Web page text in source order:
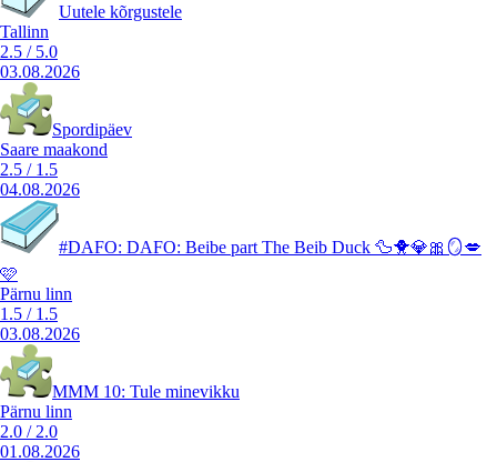
Uutele kõrgustele
Tallinn
2.5 / 5.0
03.08.2026
Spordipäev
Saare maakond
2.5 / 1.5
04.08.2026
#DAFO: DAFO: Beibe part The Beib Duck 🦆🐥💎🎀🪞💋
🩷
Pärnu linn
1.5 / 1.5
03.08.2026
MMM 10: Tule minevikku
Pärnu linn
2.0 / 2.0
01.08.2026